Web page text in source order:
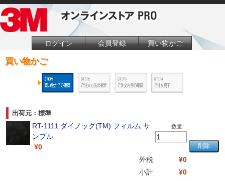
ログイン 会員登録 買い物かご
買い物かご
出荷元：標準
RT-1111 ダイノック(TM) フィルム サ
ンプル
¥0
数量:
外税
¥0
小計
¥0